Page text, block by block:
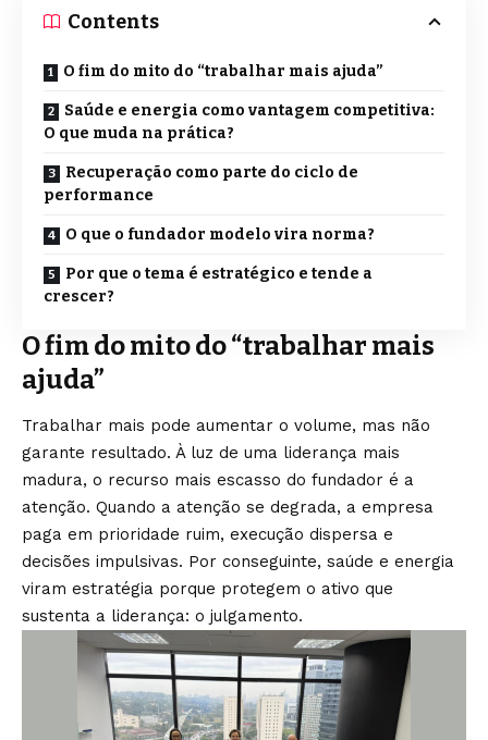
Contents
O fim do mito do “trabalhar mais ajuda”
Saúde e energia como vantagem competitiva:
O que muda na prática?
Recuperação como parte do ciclo de
performance
O que o fundador modelo vira norma?
Por que o tema é estratégico e tende a
crescer?
O fim do mito do “trabalhar mais
ajuda”
Trabalhar mais pode aumentar o volume, mas não
garante resultado. À luz de uma liderança mais
madura, o recurso mais escasso do fundador é a
atenção. Quando a atenção se degrada, a empresa
paga em prioridade ruim, execução dispersa e
decisões impulsivas. Por conseguinte, saúde e energia
viram estratégia porque protegem o ativo que
sustenta a liderança: o julgamento.